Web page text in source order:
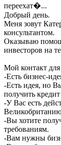
переехат�...
Добрый день.
Меня зовут
консультантом.
Оказываю
инвесторов на
Мой контакт для
-Есть бизнес-
-Есть идея, но
получить
-У Вас есть
-Вы хотите
требованиям.
-Вам нужны